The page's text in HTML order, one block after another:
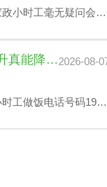
那天河区家政公司白
小时工毫无疑问会比
、小孩子看护、监督
越高，家政公司越秀
业务技能特长提升真能降广州家政中心护理孩子收费？2026-08-
工做饭电话号码199-